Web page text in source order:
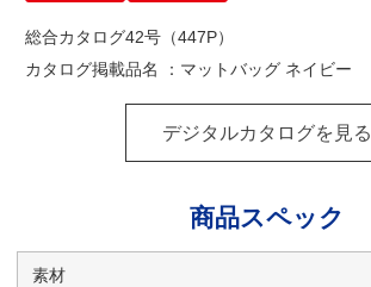
総合カタログ42号（447P）
カタログ掲載品名 ：マットバッグ ネイビー
デジタルカタログを見る
商品スペック
素材